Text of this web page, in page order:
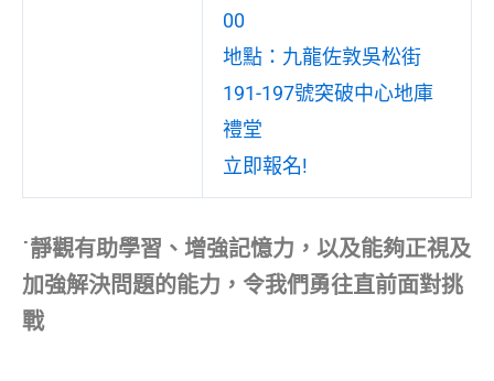
00
地點：九龍佐敦吳松街
191-197號突破中心地庫
禮堂
立即報名!
˙靜觀有助學習、增強記憶力，以及能夠正視及
加強解決問題的能力，令我們勇往直前面對挑
戰